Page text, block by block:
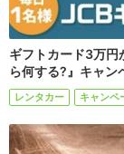
ギフトカード3万
ら何する?』キャン
レンタカー キャンペ